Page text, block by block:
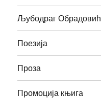
Љубодраг Обрадовић
Поезија
Проза
Промоција књига